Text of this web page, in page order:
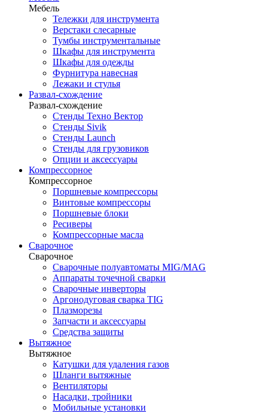
Мебель
Тележки для инструмента
Верстаки слесарные
Тумбы инструментальные
Шкафы для инструмента
Шкафы для одежды
Фурнитура навесная
Лежаки и стулья
Развал-схождение
Развал-схождение
Стенды Техно Вектор
Стенды Sivik
Стенды Launch
Стенды для грузовиков
Опции и аксессуары
Компрессорное
Компрессорное
Поршневые компрессоры
Винтовые компрессоры
Поршневые блоки
Ресиверы
Компрессорные масла
Сварочное
Сварочное
Сварочные полуавтоматы MIG/MAG
Аппараты точечной сварки
Сварочные инверторы
Аргонодуговая сварка TIG
Плазморезы
Запчасти и аксессуары
Средства защиты
Вытяжное
Вытяжное
Катушки для удаления газов
Шланги вытяжные
Вентиляторы
Насадки, тройники
Мобильные установки